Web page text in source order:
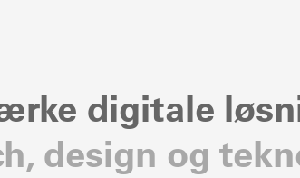
digitale
design og